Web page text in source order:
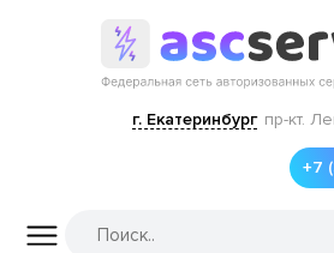
г. Екатеринбург пр-кт.
+7